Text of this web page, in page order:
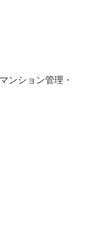
ション管理・